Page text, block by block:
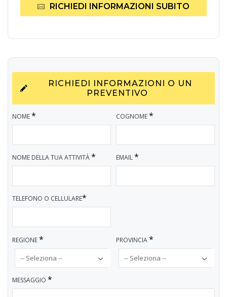
RICHIEDI INFORMAZIONI SUBITO
RICHIEDI INFORMAZIONI O UN
PREVENTIVO
NOME* COGNOME*
NOME DELLA TUA ATTIVITÀ* EMAIL*
TELEFONO O CELLULARE*
REGIONE* PROVINCIA*
MESSAGGIO *